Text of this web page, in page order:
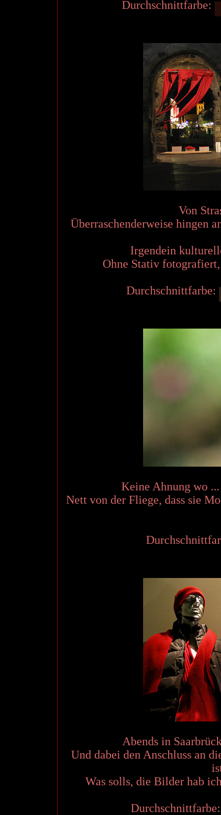
Durchschnittfarbe:
Von
Überraschenderweise hingen
Irgendein
Ohne Stativ
Durchschnittfarbe:
Keine Ahnung wo
Nett von der Fliege, dass sie
Abends in
Und dabei den Anschluss an
Was solls, die Bilder hab